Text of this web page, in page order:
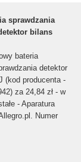
sprawdzania
bilans
bateria
detektor
(kod producenta -
za 24,84 zł - w
- Aparatura
Numer